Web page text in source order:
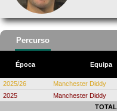
Percurso
Época Equipa
2025/26 Manchester Diddy
2025
Manchester Diddy
TOTAL